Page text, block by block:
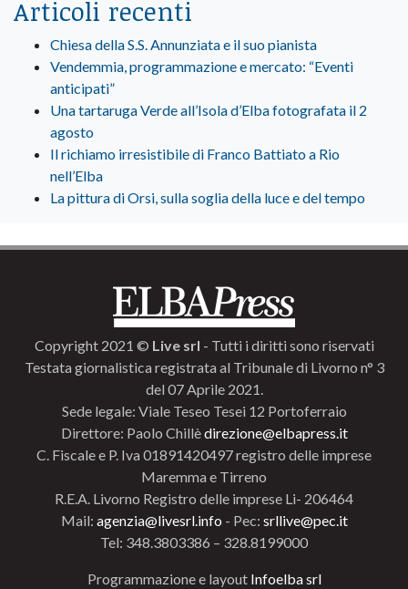
Articoli recenti
Chiesa della S.S. Annunziata e il suo pianista
Vendemmia, programmazione e mercato: “Eventi
anticipati”
Una tartaruga Verde all’Isola d’Elba fotografata il 2
agosto
Il richiamo irresistibile di Franco Battiato a Rio
nell’Elba
La pittura di Orsi, sulla soglia della luce e del tempo
Copyright 2021 © Live srl - Tutti i diritti sono riservati
Testata giornalistica registrata al Tribunale di Livorno n° 3
del 07 Aprile 2021.
Sede legale: Viale Teseo Tesei 12 Portoferraio
Direttore: Paolo Chillèdirezione@elbapress.it
C. Fiscale e P. Iva 01891420497 registro delle imprese
Maremma e Tirreno
R.E.A. Livorno Registro delle imprese Li- 206464
Mail: agenzia@livesrl.info - Pec: srllive@pec.it
Tel: 348.3803386 – 328.8199000
Programmazione e layout Infoelba srl